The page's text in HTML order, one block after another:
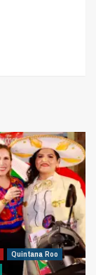
Quintana Roo